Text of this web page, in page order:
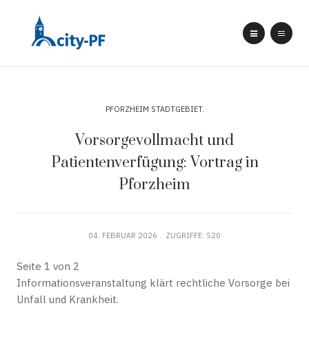
PFORZHEIM STADTGEBIET
Vorsorgevollmacht und
Patientenverfügung: Vortrag in
Pforzheim
04. FEBRUAR 2026 ZUGRIFFE: 520
Seite 1 von 2
Informationsveranstaltung klärt rechtliche Vorsorge bei
Unfall und Krankheit.